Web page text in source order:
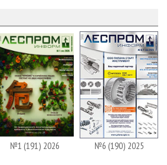
№1 (191) 2026 №6 (190) 2025